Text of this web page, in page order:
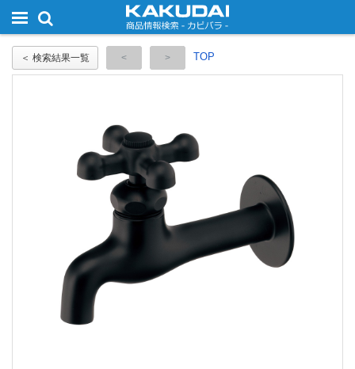
＜ 検索結果一覧 TOP